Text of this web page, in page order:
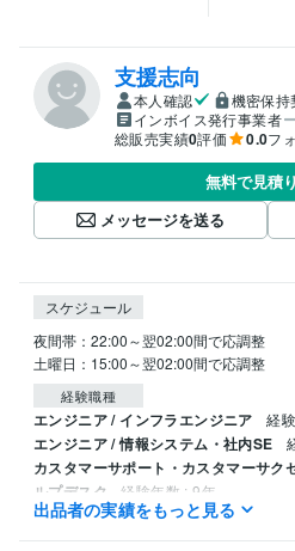
支援志向
本人確認
機密保
インボイス発行事業者
総販売実績0評価 0.0フ
無料で見積
メッセージを送る
スケジュール
夜間帯：22:00～翌02:00間で応調整
土曜日：15:00～翌02:00間で応調整
経験職種
エンジニア / インフラエンジニア 経
エンジニア / 情報システム・社内SE
カスタマーサポート・カスタマーサク
ルプデスク
経験年数 : 9年
カスタマーサポート・カスタマーサク
営
経験年数 : 5年
出品者の実績をもっと見る